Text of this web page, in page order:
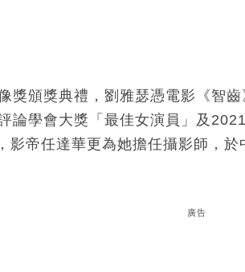
獎頒獎典禮，劉雅瑟憑電影《智
論學會大獎「最佳女演員」及
影帝任達華更為她擔任攝影師，於
廣告